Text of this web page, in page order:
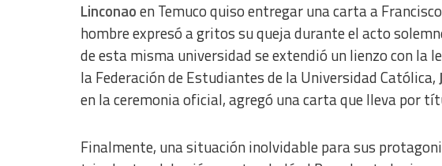
Linconaoen Temuco quiso entregar una carta a
hombre expresó a gritos su queja durante el acto
de esta misma universidad se extendió un lienzo con la
la Federación de Estudiantes de la Universidad Católica,
en la ceremonia oficial, agregó una carta que lleva por
Finalmente, una situación inolvidable para sus